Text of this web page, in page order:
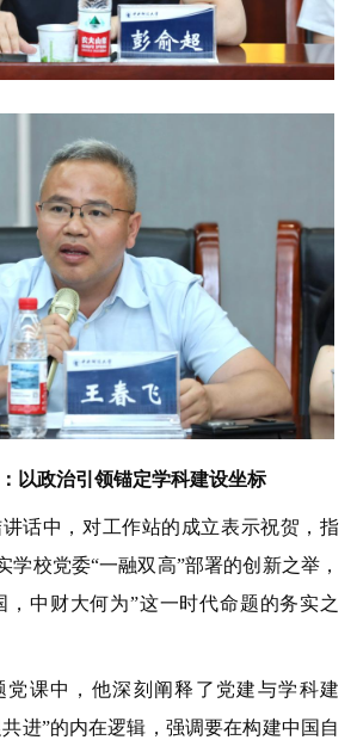
以政治引领锚定学科建设坐标
话中，对工作站的成立表示祝贺，指
学校党委“一融双高”部署的创新之举，
，中财大何为”这一时代命题的务实之
党课中，他深刻阐释了党建与学科建
进”的内在逻辑，强调要在构建中国自